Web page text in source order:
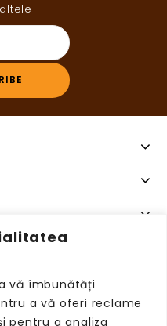
vă îmbunătăți
a vă oferi reclame
pentru a analiza
Toate drepturile